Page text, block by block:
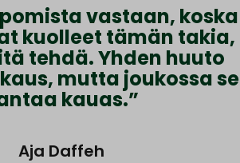
vastaan, koska
kuolleet tämän takia,
tehdä. Yhden huuto
mutta joukossa se
kauas.”
Aja Daffeh